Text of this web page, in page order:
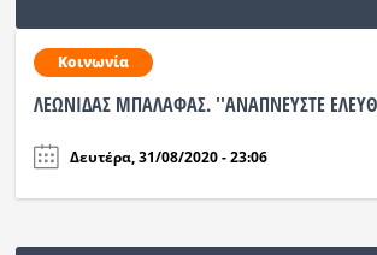
Κοινωνία
ΛΕΩΝΙΔΑΣ ΜΠΑΛΑΦΑΣ. ''ANAΠΝΕΥΣΤΕ
Δευτέρα, 31/08/2020 - 23:06